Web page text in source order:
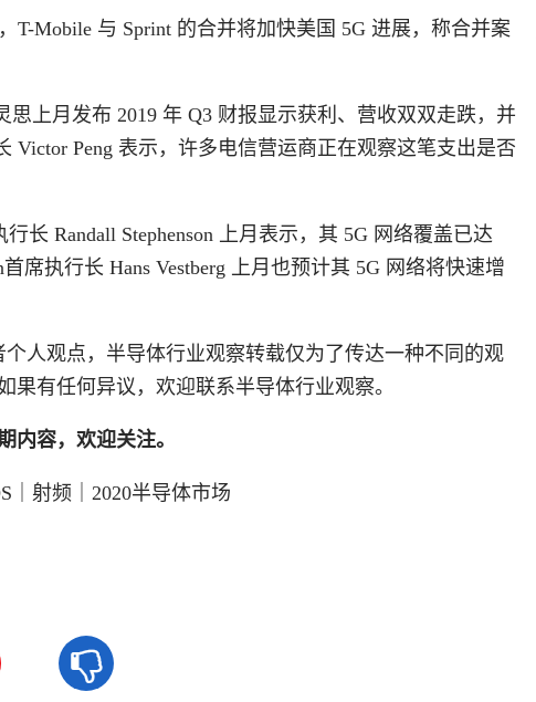
T-Mobile 与 Sprint 的合并将加快美国 5G 进展，称合并案
上月发布 2019 年 Q3 财报显示获利、营收双双走跌，并
Peng 表示，许多电信营运商正在观察这笔支出是否
长 Randall Stephenson 上月表示，其 5G 网络覆盖已达
席执行长 Hans Vestberg 上月也预计其 5G 网络将快速增
人观点，半导体行业观察转载仅为了传达一种不同的观
有任何异议，欢迎联系半导体行业观察。
内容，欢迎关注。
｜射频｜2020半导体市场
